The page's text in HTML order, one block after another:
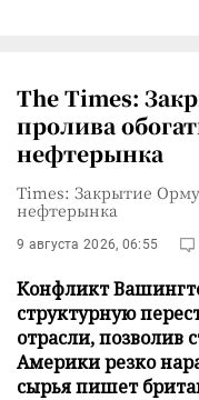
The Times:
пролива
нефтерынка
Times: Закрытие
нефтерынка
9 августа 2026, 06:55
Конфликт
структурную
отрасли,
Америки резко
сырья пишет